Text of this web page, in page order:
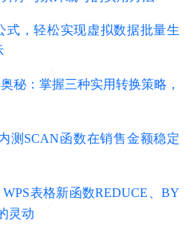
式，轻松实现虚拟数据批量生
秘：掌握三种实用转换策略，
测SCAN函数在销售金额稳定
表格新函数REDUCE、BY
灵动